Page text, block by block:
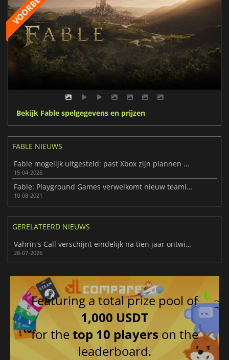
Bekijk Fable spelgegevens en prijzen
FABLE NIEUWS
Fable mogelijk uitgesteld: past Xbox zijn plannen aan?
15-04-2026
Fable: Playground Games verwelkomt nieuw teamlid
10-08-2021
GERELATEERD NIEUWS
Vahrin's Call verschijnt eindelijk na tien jaar ontwikkeling
28-07-2026
Featuring a total prize pool of
1,000 USDT
for thetop 10 players on the
leaderboard.